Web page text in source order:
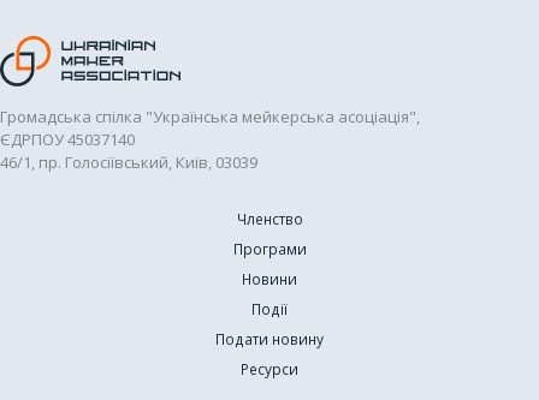
Громадська спілка "Українська мейкерська асоціація",
ЄДРПОУ 45037140
46/1, пр. Голосіївський, Київ, 03039
Членство
Програми
Новини
Події
Подати новину
Ресурси